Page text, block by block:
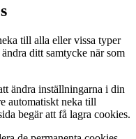
till alla eller vissa typer
ditt samtycke när som
ändra inställningarna i din
automatiskt neka till
begär att få lagra cookies.